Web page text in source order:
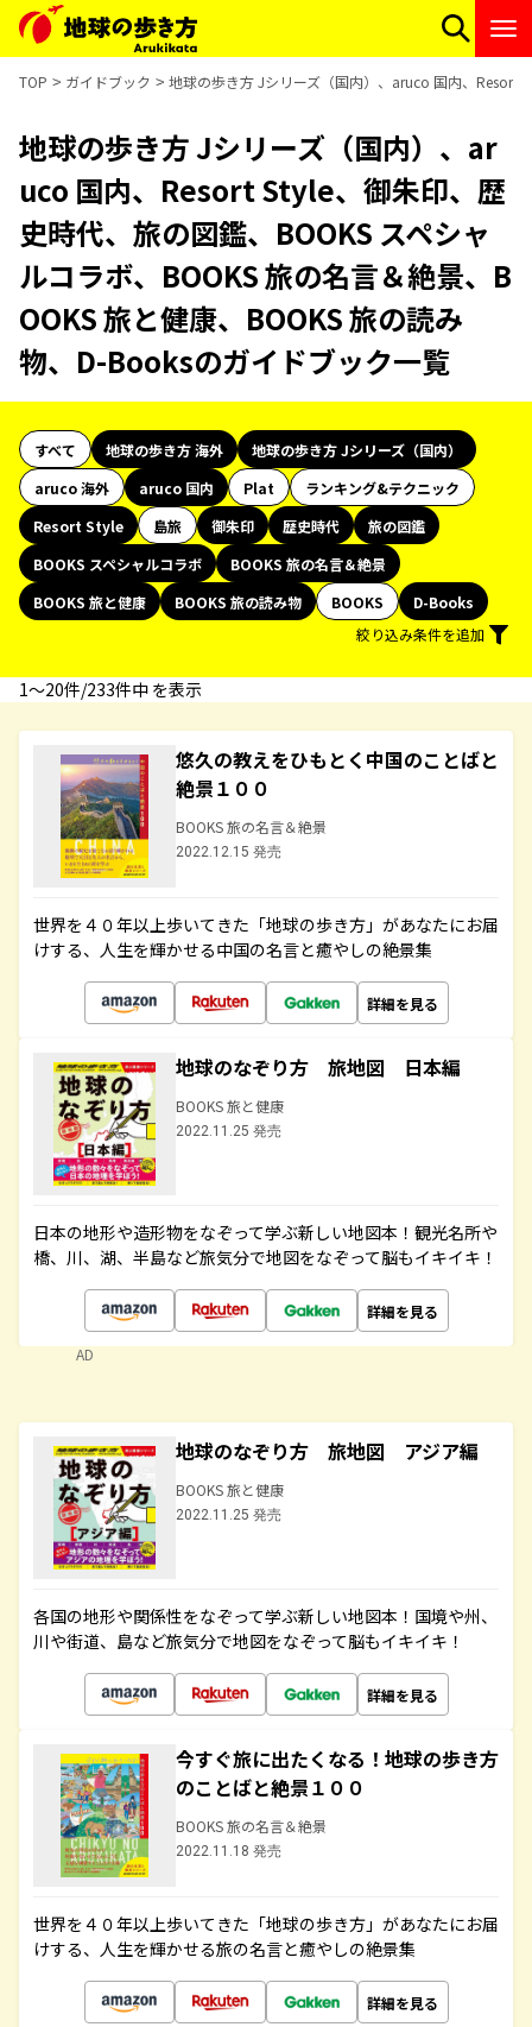
TOP ガイドブック 地球の歩き方 Jシリーズ（国内）、aruco 国内、Resort
地球の歩き方 Jシリーズ（国内）、ar
uco 国内、Resort Style、御朱印、歴
史時代、旅の図鑑、BOOKS スペシャ
ルコラボ、BOOKS 旅の名言＆絶景、B
OOKS 旅と健康、BOOKS 旅の読み
物、D-Booksのガイドブック一覧
すべて 地球の歩き方 海外
地球の歩き方 Jシリーズ（国内）
aruco 海外
aruco 国内 Plat
ランキング&テクニック
Resort Style
島旅 御朱印 歴史時代
旅の図鑑
BOOKS スペシャルコラボ
BOOKS 旅の名言＆絶景
BOOKS 旅と健康
BOOKS 旅の読み物 BOOKS
D-Books
絞り込み条件を追加
1〜20件/233件中 を表示
悠久の教えをひもとく中国のことばと
絶景１００
BOOKS 旅の名言＆絶景
2022.12.15 発売
世界を４０年以上歩いてきた「地球の歩き方」があなたにお届
けする、人生を輝かせる中国の名言と癒やしの絶景集
詳細を見る
地球のなぞり方 旅地図 日本編
BOOKS 旅と健康
2022.11.25 発売
日本の地形や造形物をなぞって学ぶ新しい地図本！観光名所や
橋、川、湖、半島など旅気分で地図をなぞって脳もイキイキ！
詳細を見る
AD
地球のなぞり方 旅地図 アジア編
BOOKS 旅と健康
2022.11.25 発売
各国の地形や関係性をなぞって学ぶ新しい地図本！国境や州、
川や街道、島など旅気分で地図をなぞって脳もイキイキ！
詳細を見る
今すぐ旅に出たくなる！地球の歩き方
のことばと絶景１００
BOOKS 旅の名言＆絶景
2022.11.18 発売
世界を４０年以上歩いてきた「地球の歩き方」があなたにお届
けする、人生を輝かせる旅の名言と癒やしの絶景集
詳細を見る